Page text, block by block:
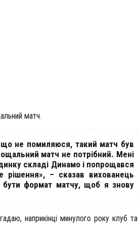
матч.
не помиляюся, такий матч був
матч не потрібний. Мені
складі Динамо і попрощався
рішення», – сказав вихованець
формат матчу, щоб я знову
наприкінці минулого року клуб та